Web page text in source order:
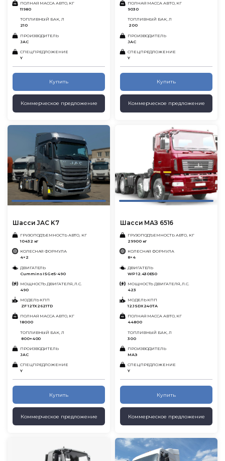
ПОЛНАЯ МАССА АВТО, КГ
11980
ТОПЛИВНЫЙ БАК, Л
210
ПРОИЗВОДИТЕЛЬ
JAC
СПЕЦПРЕДЛОЖЕНИЕ
Y
Купить
Коммерческое предложение
ПОЛНАЯ МАССА АВТО, КГ
9030
ТОПЛИВНЫЙ БАК, Л
200
ПРОИЗВОДИТЕЛЬ
JAC
СПЕЦПРЕДЛОЖЕНИЕ
Y
Купить
Коммерческое предложение
Шасси JAC K7
ГРУЗОПОДЪЕМНОСТЬ АВТО, КГ
10432 кг
КОЛЕСНАЯ ФОРМУЛА
4×2
ДВИГАТЕЛЬ
Cummins ISGe5-490
МОЩНОСТЬ ДВИГАТЕЛЯ, Л.С.
490
МОДЕЛЬ КПП
ZF 12TX2621TD
ПОЛНАЯ МАССА АВТО, КГ
18000
ТОПЛИВНЫЙ БАК, Л
800+400
ПРОИЗВОДИТЕЛЬ
JAC
СПЕЦПРЕДЛОЖЕНИЕ
Y
Купить
Коммерческое предложение
Шасси МАЗ 6516
ГРУЗОПОДЪЕМНОСТЬ АВТО, КГ
29900 кг
КОЛЕСНАЯ ФОРМУЛА
8×4
ДВИГАТЕЛЬ
WP 12.430Е50
МОЩНОСТЬ ДВИГАТЕЛЯ, Л.С.
423
МОДЕЛЬ КПП
12JSDX240TA
ПОЛНАЯ МАССА АВТО, КГ
44800
ТОПЛИВНЫЙ БАК, Л
300
ПРОИЗВОДИТЕЛЬ
МАЗ
СПЕЦПРЕДЛОЖЕНИЕ
Y
Купить
Коммерческое предложение